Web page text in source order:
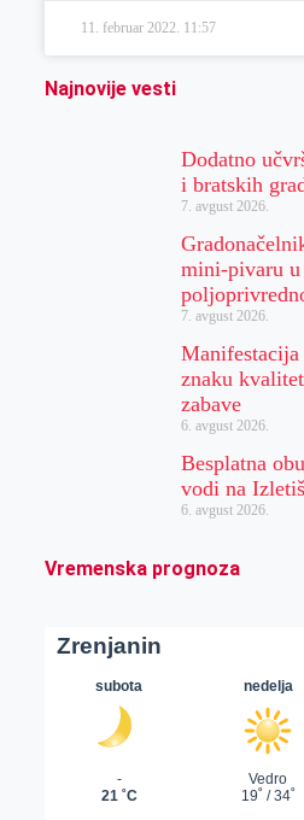
11. februar 2022. 11:57
Najnovije vesti
Dodatno
i bratskih
7. avgust 2026.
mini-pivaru u
7. avgust 2026.
znaku
zabave
6. avgust 2026.
Besplatna
vodi na
6. avgust 2026.
Vremenska prognoza